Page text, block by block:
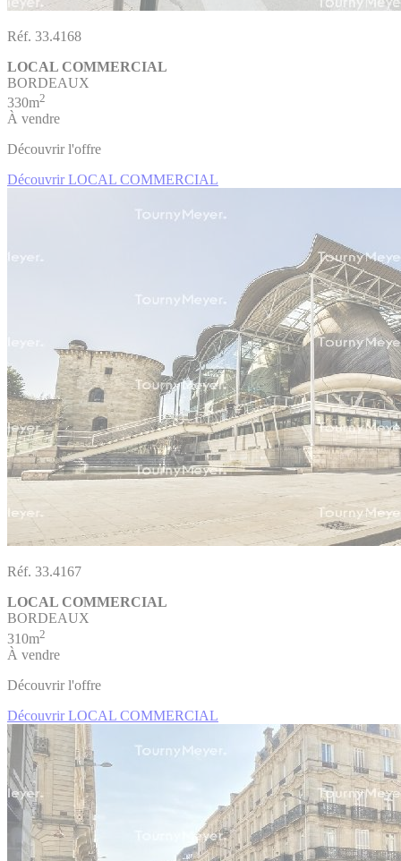
Réf. 33.4168
LOCAL COMMERCIAL
BORDEAUX
330m2
À vendre
Découvrir l'offre
Découvrir LOCAL COMMERCIAL
Réf. 33.4167
LOCAL COMMERCIAL
BORDEAUX
310m2
À vendre
Découvrir l'offre
Découvrir LOCAL COMMERCIAL